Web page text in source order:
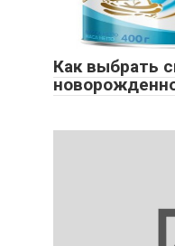
Как выбрать